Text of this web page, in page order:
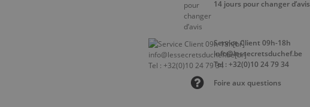
14 jours pour changer d’avis
Service Client 09h-18h
info@lessecretsduchef.be
Tel : +32(0)10 24 79 34
Foire aux questions